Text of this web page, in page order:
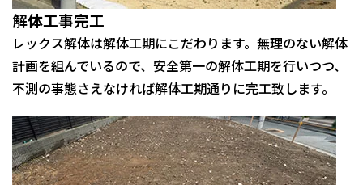
解体工事完工
レックス解体は解体工期にこだわります。無理のない解体
計画を組んでいるので、安全第一の解体工期を行いつつ、
不測の事態さえなければ解体工期通りに完工致します。